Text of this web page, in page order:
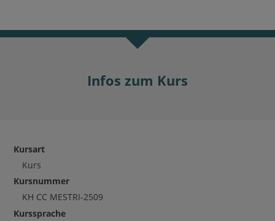
Infos zum Kurs
Kursart
Kurs
Kursnummer
KH CC MESTRI-2509
Kurssprache